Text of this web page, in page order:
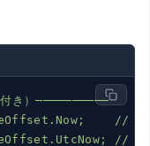
付き）──────────
//
//